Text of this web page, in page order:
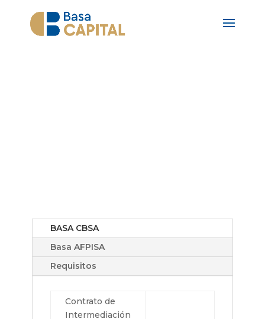
BASA CBSA
Basa AFPISA
Requisitos
Contrato de
Intermediación